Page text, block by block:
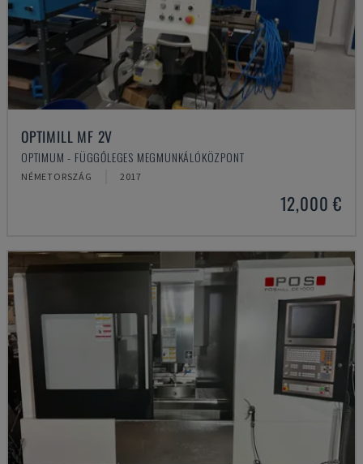
OPTIMILL MF 2V
OPTIMUM - FÜGGŐLEGES MEGMUNKÁLÓKÖZPONT
NÉMETORSZÁG 2017
12,000 €